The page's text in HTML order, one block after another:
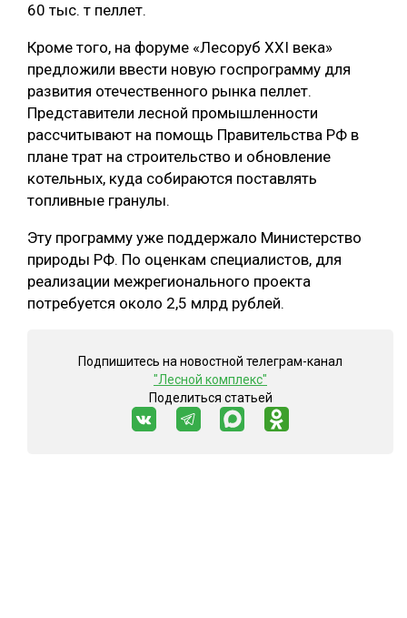
60 тыс. т пеллет.
Кроме того, на форуме «Лесоруб XXI века»
предложили ввести новую госпрограмму для
развития отечественного рынка пеллет.
Представители лесной промышленности
рассчитывают на помощь Правительства РФ в
плане трат на строительство и обновление
котельных, куда собираются поставлять
топливные гранулы.
Эту программу уже поддержало Министерство
природы РФ. По оценкам специалистов, для
реализации межрегионального проекта
потребуется около 2,5 млрд рублей.
Подпишитесь на новостной телеграм-канал
"Лесной комплекс"
Поделиться статьей